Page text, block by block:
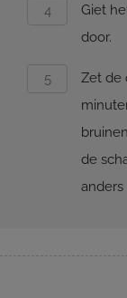
Giet
door.
Zet de
de